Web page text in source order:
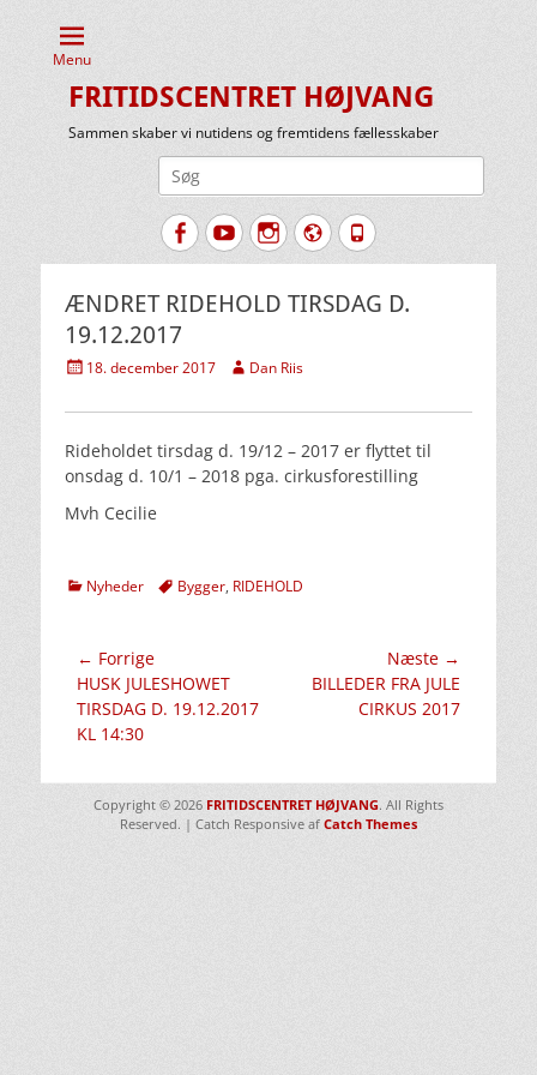
Menu
FRITIDSCENTRET HØJVANG
Sammen skaber vi nutidens og fremtidens fællesskaber
FacebookYouTubeInstagram
Website
Tlf.
ÆNDRET RIDEHOLD TIRSDAG D.
19.12.2017
Udgivet
18. december 2017 Forfatter
Dan Riis
Rideholdet tirsdag d. 19/12 – 2017 er flyttet til
onsdag d. 10/1 – 2018 pga. cirkusforestilling
Mvh Cecilie
kategorier
Nyheder TagsBygger, RIDEHOLD
Indlægsnavigation
← Forrige
Forrige
indlæg:
HUSK JULESHOWET
TIRSDAG D. 19.12.2017
KL 14:30
Næste →
NæsteBILLEDER FRA JULE
CIRKUS 2017
Copyright © 2026 FRITIDSCENTRET HØJVANG. All Rights
Reserved. | Catch Responsive af Catch Themes